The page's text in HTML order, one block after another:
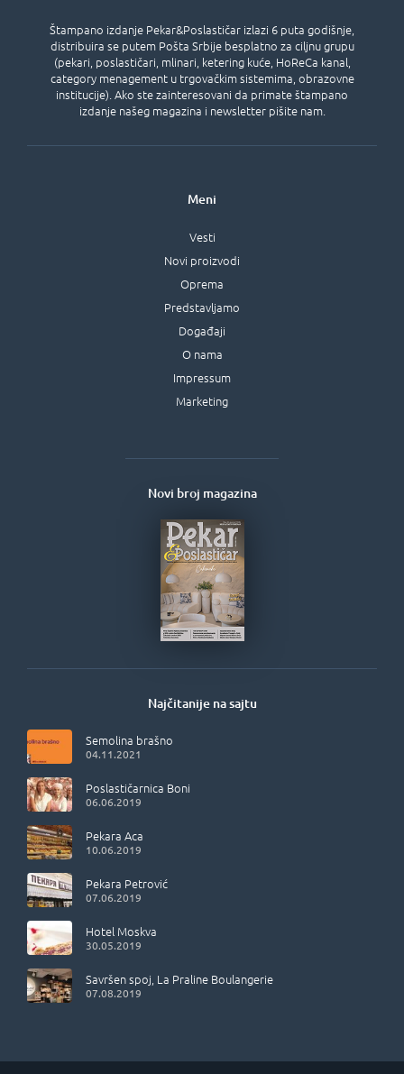
Štampano izdanje Pekar&Poslastičar izlazi 6 puta godišnje,
distribuira se putem Pošta Srbije besplatno za ciljnu grupu
(pekari, poslastičari, mlinari, ketering kuće, HoReCa kanal,
category menagement u trgovačkim sistemima, obrazovne
institucije). Ako ste zainteresovani da primate štampano
izdanje našeg magazina i newsletter pišite nam.
Meni
Vesti
Novi proizvodi
Oprema
Predstavljamo
Događaji
O nama
Impressum
Marketing
Najčitanije na sajtu
Semolina brašno
04.11.2021
Poslastičarnica Boni
06.06.2019
Pekara Aca
10.06.2019
Pekara Petrović
07.06.2019
Hotel Moskva
30.05.2019
Savršen spoj, La Praline Boulangerie
07.08.2019
Novi broj magazina